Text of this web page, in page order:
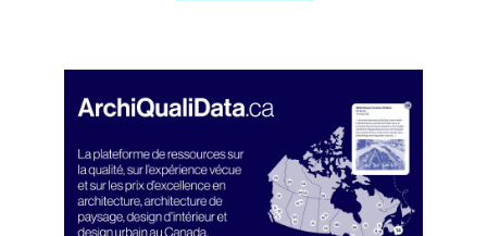
plus dense et plus moderne. Est-ce pour
autant la fin de l'architecture ? Cette
conférence propose d'explorer la
manière dont il est encore possible de
produire de l'architecture dans ces
conditions et sur quelles bases
théoriques une architecture socio-
écologique peut être fondée. Florian